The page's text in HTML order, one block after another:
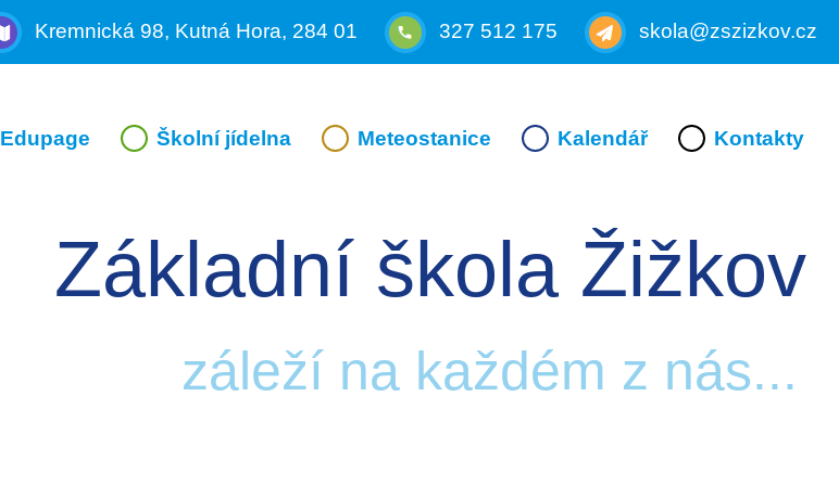
Kremnická 98, Kutná Hora, 284 01 327 512 175 skola@zszizkov.cz
Edupage Školní jídelna Meteostanice Kalendář Kontakty
Základní škola Žižkov
záleží na každém z nás...